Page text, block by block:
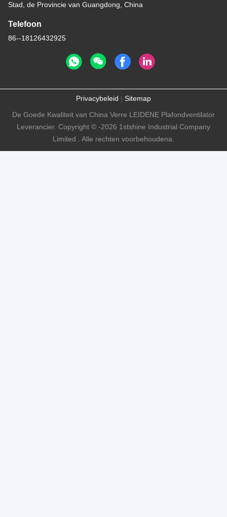
Stad, de Provincie van Guangdong, China
Telefoon
86--18126432925
Privacybeleid | Sitemap
De Goede Kwaliteit van China Verre LEIDENE Plafondventilator
Leverancier. Copyright © -2026 1stshine Industrial Company
Limited . Alle rechten voorbehoudena.